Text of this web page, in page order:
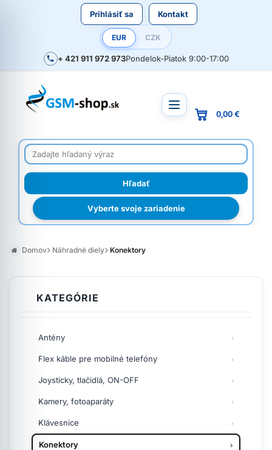
Prihlásiť sa Kontakt
EUR CZK
+ 421 911 972 973Pondelok-Piatok 9:00-17:00
Vyberte svoje zariadenie
0,00 €
Domov Náhradné diely Konektory
KATEGÓRIE
Antény
Flex káble pre mobilné telefóny
Joysticky, tlačidlá, ON-OFF
Kamery, fotoaparáty
Klávesnice
Konektory